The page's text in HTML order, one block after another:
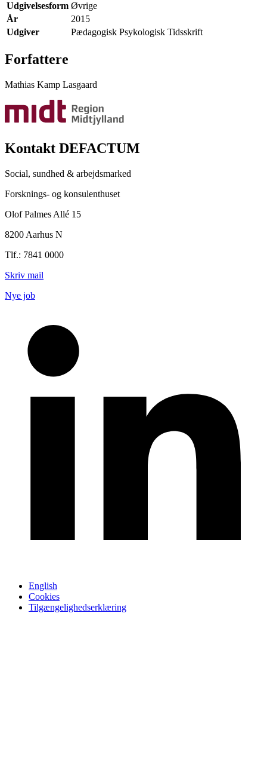
Udgivelsesform Øvrige
År
2015
Udgiver
Pædagogisk Psykologisk Tidsskrift
Forfattere
Mathias Kamp Lasgaard
Kontakt DEFACTUM
Social, sundhed & arbejdsmarked
Forsknings- og konsulenthuset
Olof Palmes Allé 15
8200 Aarhus N
Tlf.: 7841 0000
Skriv mail
Nye job
English
Cookies
Tilgængelighedserklæring